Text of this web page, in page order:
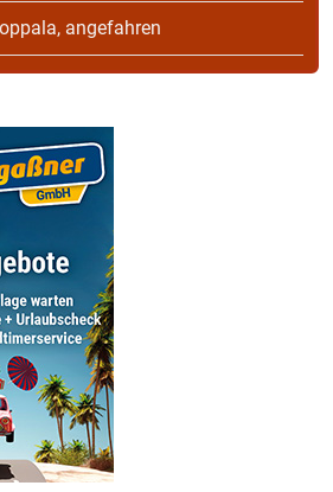
angefahren